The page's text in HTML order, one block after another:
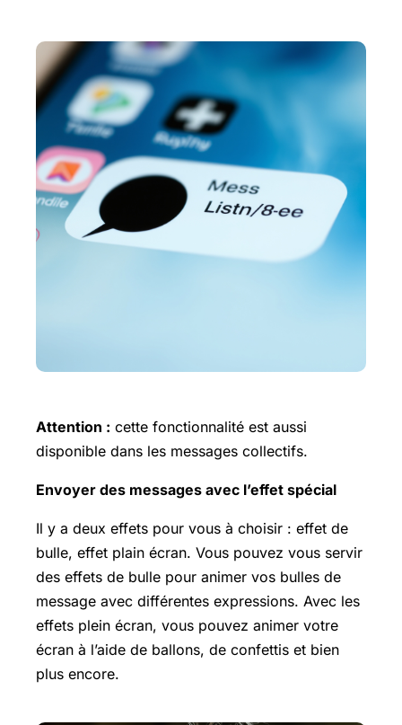
Attention : cette fonctionnalité est aussi
disponible dans les messages collectifs.
Envoyer des messages avec l’effet spécial
Il y a deux effets pour vous à choisir : effet de
bulle, effet plain écran. Vous pouvez vous servir
des effets de bulle pour animer vos bulles de
message avec différentes expressions. Avec les
effets plein écran, vous pouvez animer votre
écran à l’aide de ballons, de confettis et bien
plus encore.